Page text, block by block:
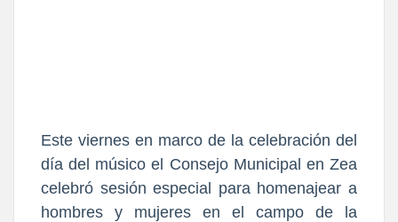
Este viernes en marco de la celebración del
día del músico el Consejo Municipal en Zea
celebró sesión especial para homenajear a
hombres y mujeres en el campo de la